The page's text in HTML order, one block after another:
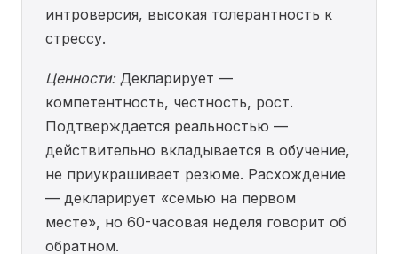
интроверсия, высокая толерантность к
стрессу.
Ценности:Декларирует —
компетентность, честность, рост.
Подтверждается реальностью —
действительно вкладывается в обучение,
не приукрашивает резюме. Расхождение
— декларирует «семью на первом
месте», но 60-часовая неделя говорит об
обратном.